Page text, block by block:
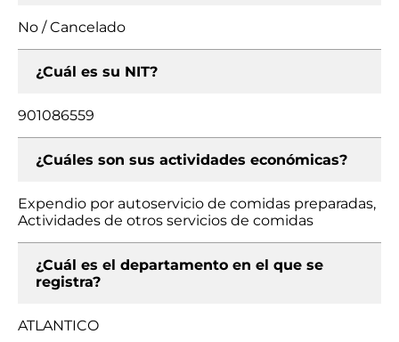
No / Cancelado
¿Cuál es su NIT?
901086559
¿Cuáles son sus actividades económicas?
Expendio por autoservicio de comidas preparadas,
Actividades de otros servicios de comidas
¿Cuál es el departamento en el que se
registra?
ATLANTICO